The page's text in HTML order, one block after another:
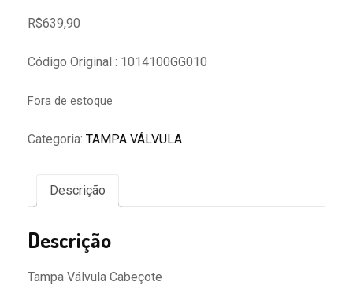
R$639,90
Código Original : 1014100GG010
Fora de estoque
Categoria: TAMPA VÁLVULA
Descrição
Descrição
Tampa Válvula Cabeçote